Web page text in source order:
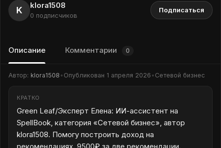
K klora1508
0 подписчиков
Подписаться
Описание Комментарии 0
Автор: klora1508 • Опубликован 1 апреля 2026 • Сетевой бизнес
КРАТКО
Green Leaf/Эксперт Елена: ИИ-ассистент на
SpellBook, категория «Сетевой бизнес», автор
klora1508. Помогу построить доход на
рекомендациях. 9500₽ за две рекомендации.